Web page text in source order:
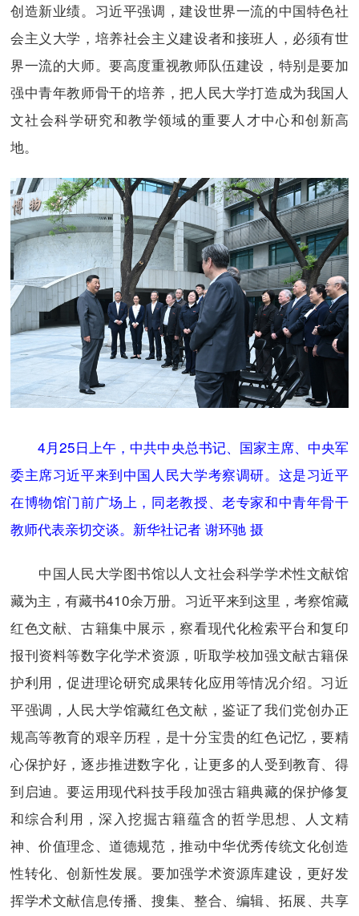
创造新业绩。习近平强调，建设世界一流的中国特色社
会主义大学，培养社会主义建设者和接班人，必须有世
界一流的大师。要高度重视教师队伍建设，特别是要加
强中青年教师骨干的培养，把人民大学打造成为我国人
文社会科学研究和教学领域的重要人才中心和创新高
地。
4月25日上午，中共中央总书记、国家主席、中央军
委主席习近平来到中国人民大学考察调研。这是习近平
在博物馆门前广场上，同老教授、老专家和中青年骨干
教师代表亲切交谈。新华社记者 谢环驰 摄
中国人民大学图书馆以人文社会科学学术性文献馆
藏为主，有藏书410余万册。习近平来到这里，考察馆藏
红色文献、古籍集中展示，察看现代化检索平台和复印
报刊资料等数字化学术资源，听取学校加强文献古籍保
护利用，促进理论研究成果转化应用等情况介绍。习近
平强调，人民大学馆藏红色文献，鉴证了我们党创办正
规高等教育的艰辛历程，是十分宝贵的红色记忆，要精
心保护好，逐步推进数字化，让更多的人受到教育、得
到启迪。要运用现代科技手段加强古籍典藏的保护修复
和综合利用，深入挖掘古籍蕴含的哲学思想、人文精
神、价值理念、道德规范，推动中华优秀传统文化创造
性转化、创新性发展。要加强学术资源库建设，更好发
挥学术文献信息传播、搜集、整合、编辑、拓展、共享